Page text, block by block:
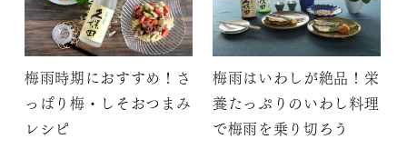
梅雨時期におすすめ！さ
っぱり梅・しそおつまみ
レシピ
梅雨はいわしが絶品！栄
養たっぷりのいわし料理
で梅雨を乗り切ろう